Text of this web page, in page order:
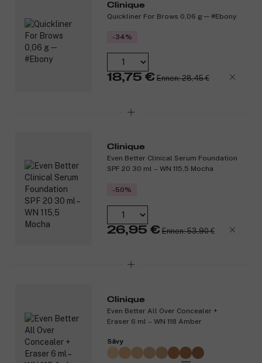
Clinique
Quickliner For Brows 0,06 g ─ #Ebony
-34%
18,75 € Ennen: 28,45 €
Clinique
Even Better Clinical Serum Foundation
SPF 20 30 ml – WN 115,5 Mocha
-50%
26,95 € Ennen: 53,90 €
Clinique
Even Better All Over Concealer +
Eraser 6 ml – WN 118 Amber
Sävy